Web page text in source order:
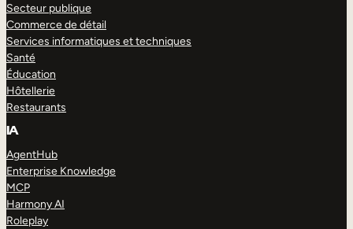
Secteur publique
Commerce de détail
Services informatiques et techniques
Santé
Éducation
Hôtellerie
Restaurants
IA
AgentHub
Enterprise Knowledge
MCP
Harmony AI
Roleplay